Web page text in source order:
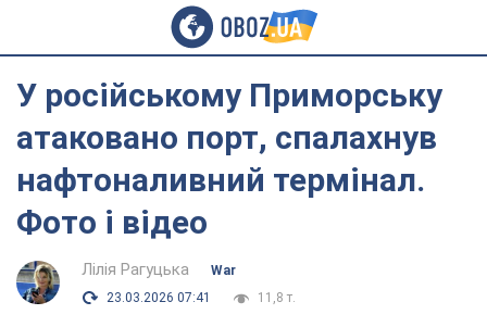
У російському Приморську
атаковано порт, спалахнув
нафтоналивний термінал.
Фото і відео
Лілія Рагуцька
War
23.03.2026 07:41
11,8 т.